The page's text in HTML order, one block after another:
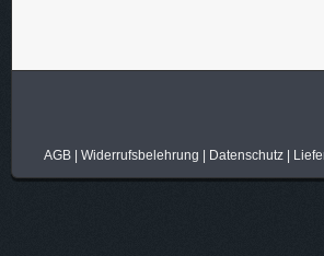
AGB| Widerrufsbelehrung Datenschutz|